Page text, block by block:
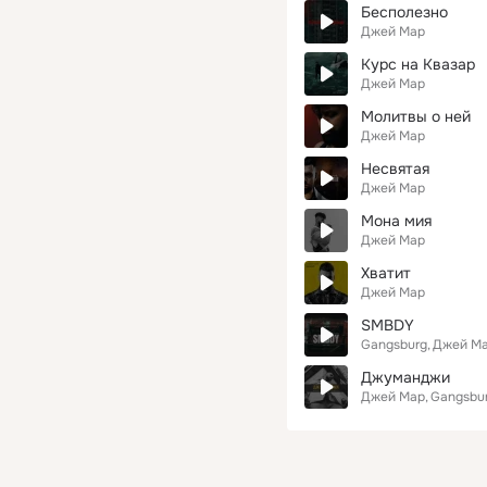
Бесполезно
Джей Мар
Курс на Квазар
Джей Мар
Молитвы о ней
Джей Мар
Несвятая
Джей Мар
Мона мия
Джей Мар
Хватит
Джей Мар
SMBDY
Gangsburg Джей
Джуманджи
Джей Мар